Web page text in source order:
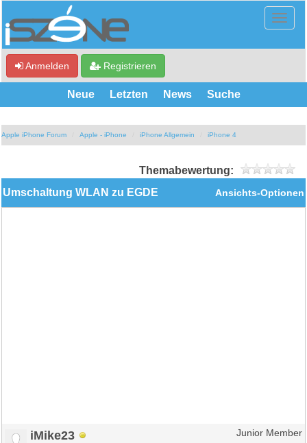
Anmelden Registrieren
Neue Letzten News Suche
Apple iPhone Forum Apple - iPhone iPhone Allgemein iPhone 4
Themabewertung:
Ansichts-Optionen
Umschaltung WLAN zu EGDE
iMike23 Junior Member